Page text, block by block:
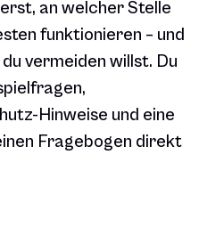
an welcher Stelle
funktionieren – und
vermeiden willst. Du
Hinweise und eine
Fragebogen direkt